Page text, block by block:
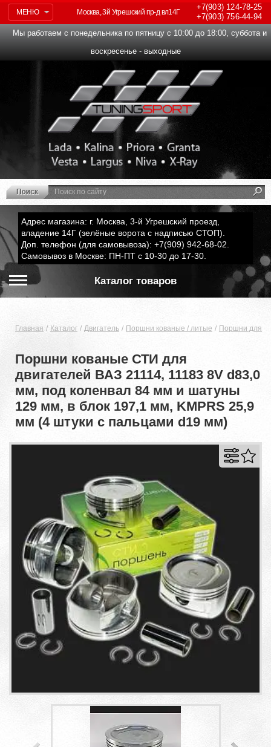
МЕНЮ
+7(903)124-78-25
+7(903)756-44-94
Москва, 3й Угрешский пр-д вл14Г
Мы работаем с понедельника по пятницу с 10:00 до 18:00, суббота и
воскресенье - выходные
Адрес магазина: г. Москва, 3-й Угрешский проезд,
владение 14Г (зелёные ворота с надписью СТОП).
Доп. телефон (для самовывоза): +7(909) 942-68-02.
Самовывоз в Москве: ПН-ПТ с 10-30 до 17-30.
Каталог товаров
Главная Каталог Двигатель Поршни кованые / литые Поршни для
Поршни кованые СТИ для
двигателей ВАЗ 21114, 11183 8V d83,0
мм, под коленвал 84 мм и шатуны
129 мм, в блок 197,1 мм, KMPRS 25,9
мм (4 штуки с пальцами d19 мм)